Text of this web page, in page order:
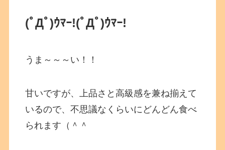
(ﾟДﾟ)ｳﾏｰ!(ﾟДﾟ)ｳﾏｰ!
うま～～～い！！
甘いですが、上品さと高級感を兼ね揃えて
いるので、不思議なくらいにどんどん食べ
られます（＾＾